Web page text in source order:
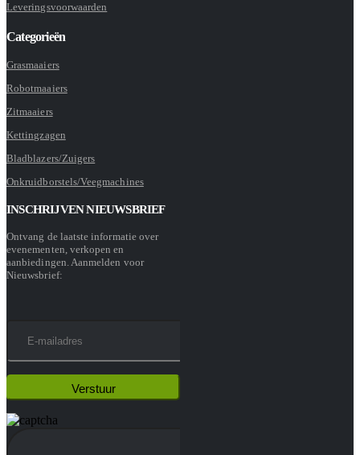
Leveringsvoorwaarden
Categorieën
Grasmaaiers
Robotmaaiers
Zitmaaiers
Kettingzagen
Bladblazers/Zuigers
Onkruidborstels/Veegmachines
INSCHRIJVEN NIEUWSBRIEF
Ontvang de laatste informatie over
evenementen, verkopen en
aanbiedingen. Aanmelden voor
Nieuwsbrief: